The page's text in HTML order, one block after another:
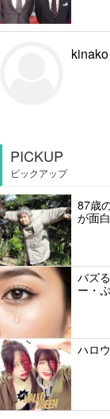
kinako
PICKUP
ピックアップ
87歳
が面
バズ
ー・
ハロ